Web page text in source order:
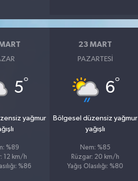
5°
yağmur
%89
12 km/h
%86
23 MART
PAZARTESI
6°
Bölgesel düzensiz yağmur
yağışlı
Nem: %85
Rüzgar: 20 km/h
Yağış Olasılığı: %80